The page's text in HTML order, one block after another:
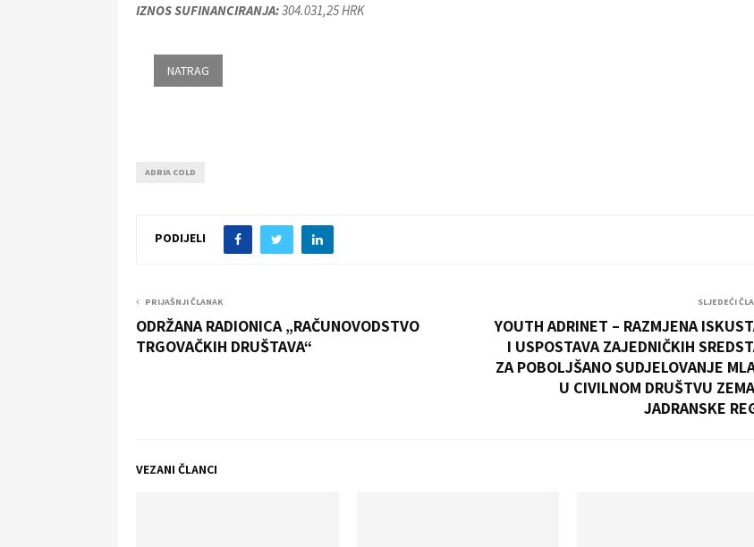
IZNOS SUFINANCIRANJA:304.031,25 HRK
ADRIA COLD
PODIJELI
PRIJAŠNJI ČLANAK
ODRŽANA RADIONICA „RAČUNOVODSTVO
TRGOVAČKIH DRUŠTAVA“
SLJEDEĆI
YOUTH ADRINET – RAZMJENA
I USPOSTAVA ZAJEDNIČKIH
ZA POBOLJŠANO SUDJELOVANJE
U CIVILNOM DRUŠTVU
JADRANSKE
VEZANI ČLANCI